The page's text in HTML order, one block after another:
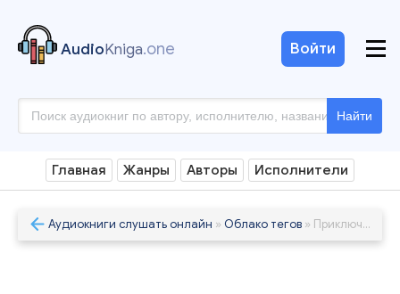
AudioKniga.one
Найти
Войти
Главная Жанры Авторы Исполнители
Аудиокниги слушать онлайн » Облако тегов » Приключенческий роман